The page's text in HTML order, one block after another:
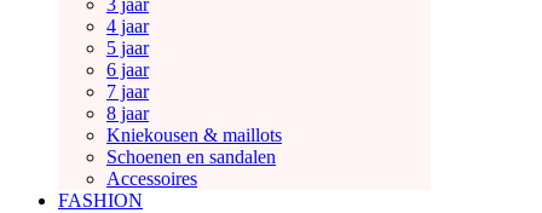
3 jaar
4 jaar
5 jaar
6 jaar
7 jaar
8 jaar
Kniekousen & maillots
Schoenen en sandalen
Accessoires
FASHION